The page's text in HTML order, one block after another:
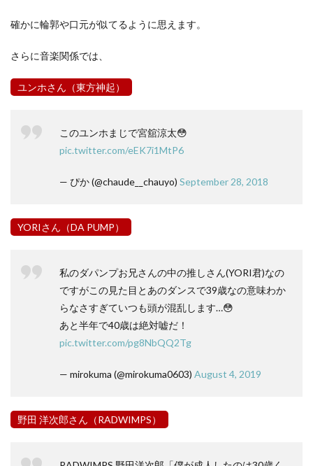
確かに輪郭や口元が似てるように思えます。
さらに音楽関係では、
ユンホさん（東方神起）
このユンホまじで宮舘涼太😳
pic.twitter.com/eEK7i1MtP6
— ぴか (@chaude__chauyo) September 28, 2018
YORIさん（DA PUMP）
私のダパンプお兄さんの中の推しさん(YORI君)なの
ですがこの見た目とあのダンスで39歳なの意味わか
らなさすぎていつも頭が混乱します…😳
あと半年で40歳は絶対嘘だ！
pic.twitter.com/pg8NbQQ2Tg
— mirokuma (@mirokuma0603) August 4, 2019
野田 洋次郎さん（RADWIMPS）